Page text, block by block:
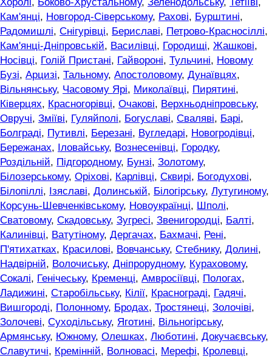
Хоролі , Боково-Хрустальному, Зеленодольську, Тетіїві ,
Кам'янці, Новгород-Сіверському, Рахові, Бурштині,
Радомишлі, Снігурівці, Бериславі, Петрово-Красносіллі,
Кам'янці-Дніпровській, Василівці, Городищі, Жашкові,
Носівці, Голій Пристані, Гайвороні, Тульчині, Новому
Бузі, Арцизі, Тальному, Апостоловому, Дунаївцях,
Вільнянську, Часовому Ярі, Миколаївці, Пирятині,
Ківерцях, Красногорівці, Очакові, Верхньодніпровську,
Овручі, Зміїві, Гуляйполі, Богуславі, Сваляві, Барі,
Болграді, Путивлі, Березані, Вугледарі, Новогродівці,
Бережанах, Іловайську, Вознесенівці, Городку,
Роздільній, Підгородному, Бунзі, Золотому,
Білозерському, Оріхові, Карлівці, Сквирі, Богодухові,
Білопіллі, Ізяславі, Долинській, Білогірську, Лутугиному,
Корсунь-Шевченківському, Новоукраїнці, Шполі,
Сватовому, Скадовську, Зугресі, Звенигородці, Балті,
Калинівці, Ватутіному, Дергачах, Бахмачі, Рені,
П'ятихатках, Красилові, Вовчанську, Стебнику, Долині,
Надвірній, Волочиську, Дніпрорудному, Кураховому,
Сокалі, Генічеську, Кременці, Амвросіївці, Пологах,
Ладижині, Старобільську, Кілії, Краснограді, Гадячі,
Вишгороді, Полонному, Бродах, Тростянеці, Золочіві,
Золочеві, Суходільську, Яготині, Вільногірську,
Армянську, Южному, Олешках, Люботині, Докучаєвську,
Славутичі, Кремінній, Волновасі, Мерефі, Кролевці,